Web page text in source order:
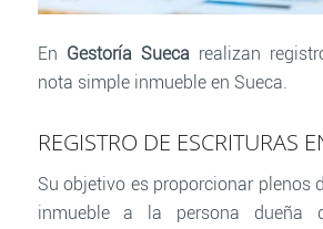
En Gestoría Sueca realizan
nota simple inmueble en Sueca.
REGISTRO DE ESCRITURAS
Su objetivo es proporcionar plenos
inmueble a la persona dueña